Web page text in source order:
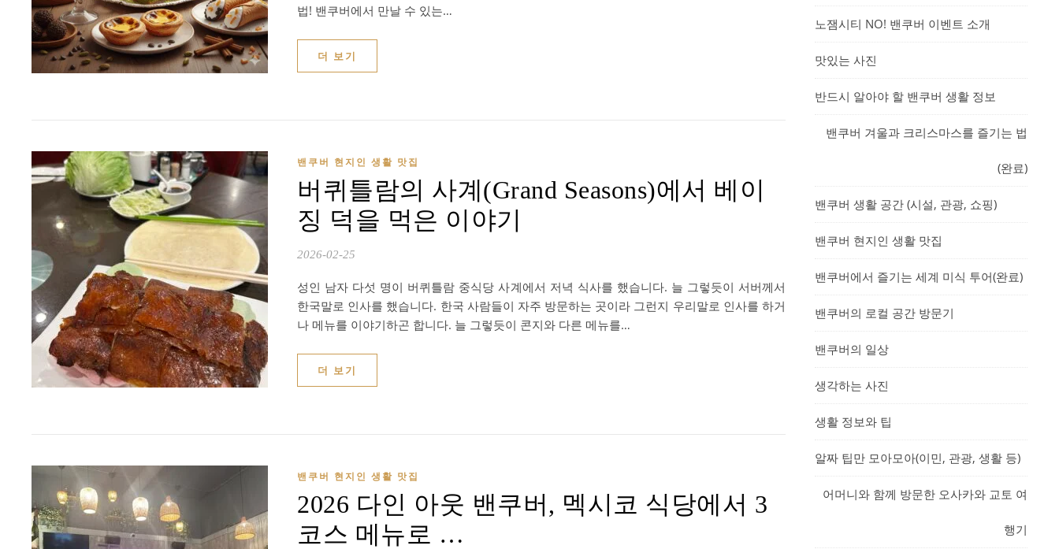
법! 밴쿠버에서 만날 수 있는…
더 보기
밴쿠버 현지인 생활 맛집
버퀴틀람의 사계(Grand Seasons)에서 베이
징 덕을 먹은 이야기
2026-02-25
성인 남자 다섯 명이 버퀴틀람 중식당 사계에서 저녁 식사를 했습니다. 늘 그렇듯이 서버께서
한국말로 인사를 했습니다. 한국 사람들이 자주 방문하는 곳이라 그런지 우리말로 인사를 하거
나 메뉴를 이야기하곤 합니다. 늘 그렇듯이 콘지와 다른 메뉴를…
더 보기
밴쿠버 현지인 생활 맛집
2026 다인 아웃 밴쿠버, 멕시코 식당에서 3
코스 메뉴로 …
노잼시티 NO! 밴쿠버 이벤트 소개
맛있는 사진
반드시 알아야 할 밴쿠버 생활 정보
밴쿠버 겨울과 크리스마스를 즐기는 법
(완료)
밴쿠버 생활 공간 (시설, 관광, 쇼핑)
밴쿠버 현지인 생활 맛집
밴쿠버에서 즐기는 세계 미식 투어(완료)
밴쿠버의 로컬 공간 방문기
밴쿠버의 일상
생각하는 사진
생활 정보와 팁
알짜 팁만 모아모아(이민, 관광, 생활 등)
어머니와 함께 방문한 오사카와 교토 여
행기